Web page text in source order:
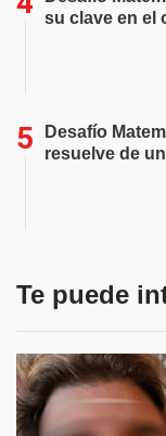
su clave en el
Desafío
resuelve de
Te puede